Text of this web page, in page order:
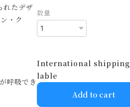
れたデザ
・ク
呼吸でき
数量
International shipping
lable
Add to cart